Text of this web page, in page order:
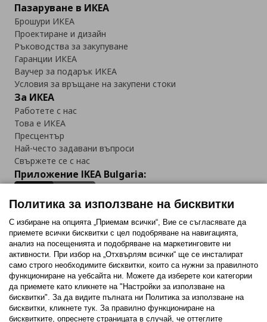
Пазаруване в ИКЕА
Брошури ИКЕА
Проектиране и дизайн
Ръководства за закупуване
Гаранции ИКЕА
Ваучер за подарък ИКЕА
Условия за връщане на закупени стоки
За ИКЕА
Работете с нас
Това е ИКЕА
Пресцентър
Най-често задавани въпроси
Свържете се с нас
Приложение IKEA Bulgaria:
Последвайте ни:
FacebookTwitterYoutubePinterestInstagram
Политика за използване на бисквитки
С избиране на опцията „Приемам всички“, Вие се съгласявате да
приемете всички бисквитки с цел подобряване на навигацията,
анализ на посещенията и подобряване на маркетинговите ни
активности. При избор на „Отхвърлям всички“ ще се инсталират
само строго необходимитe бисквитки, които са нужни за правилното
функциониране на уебсайта ни. Можете да изберете кои категории
да приемете като кликнете на "Настройки за използване на
бисквитки". За да видите пълната ни Политика за използване на
бисквитки, кликнете тук. За правилно функциониране на
бисквитките, опреснете страницата в случай, че оттеглите